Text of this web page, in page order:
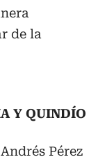
de la
Y QUINDÍO
Pérez